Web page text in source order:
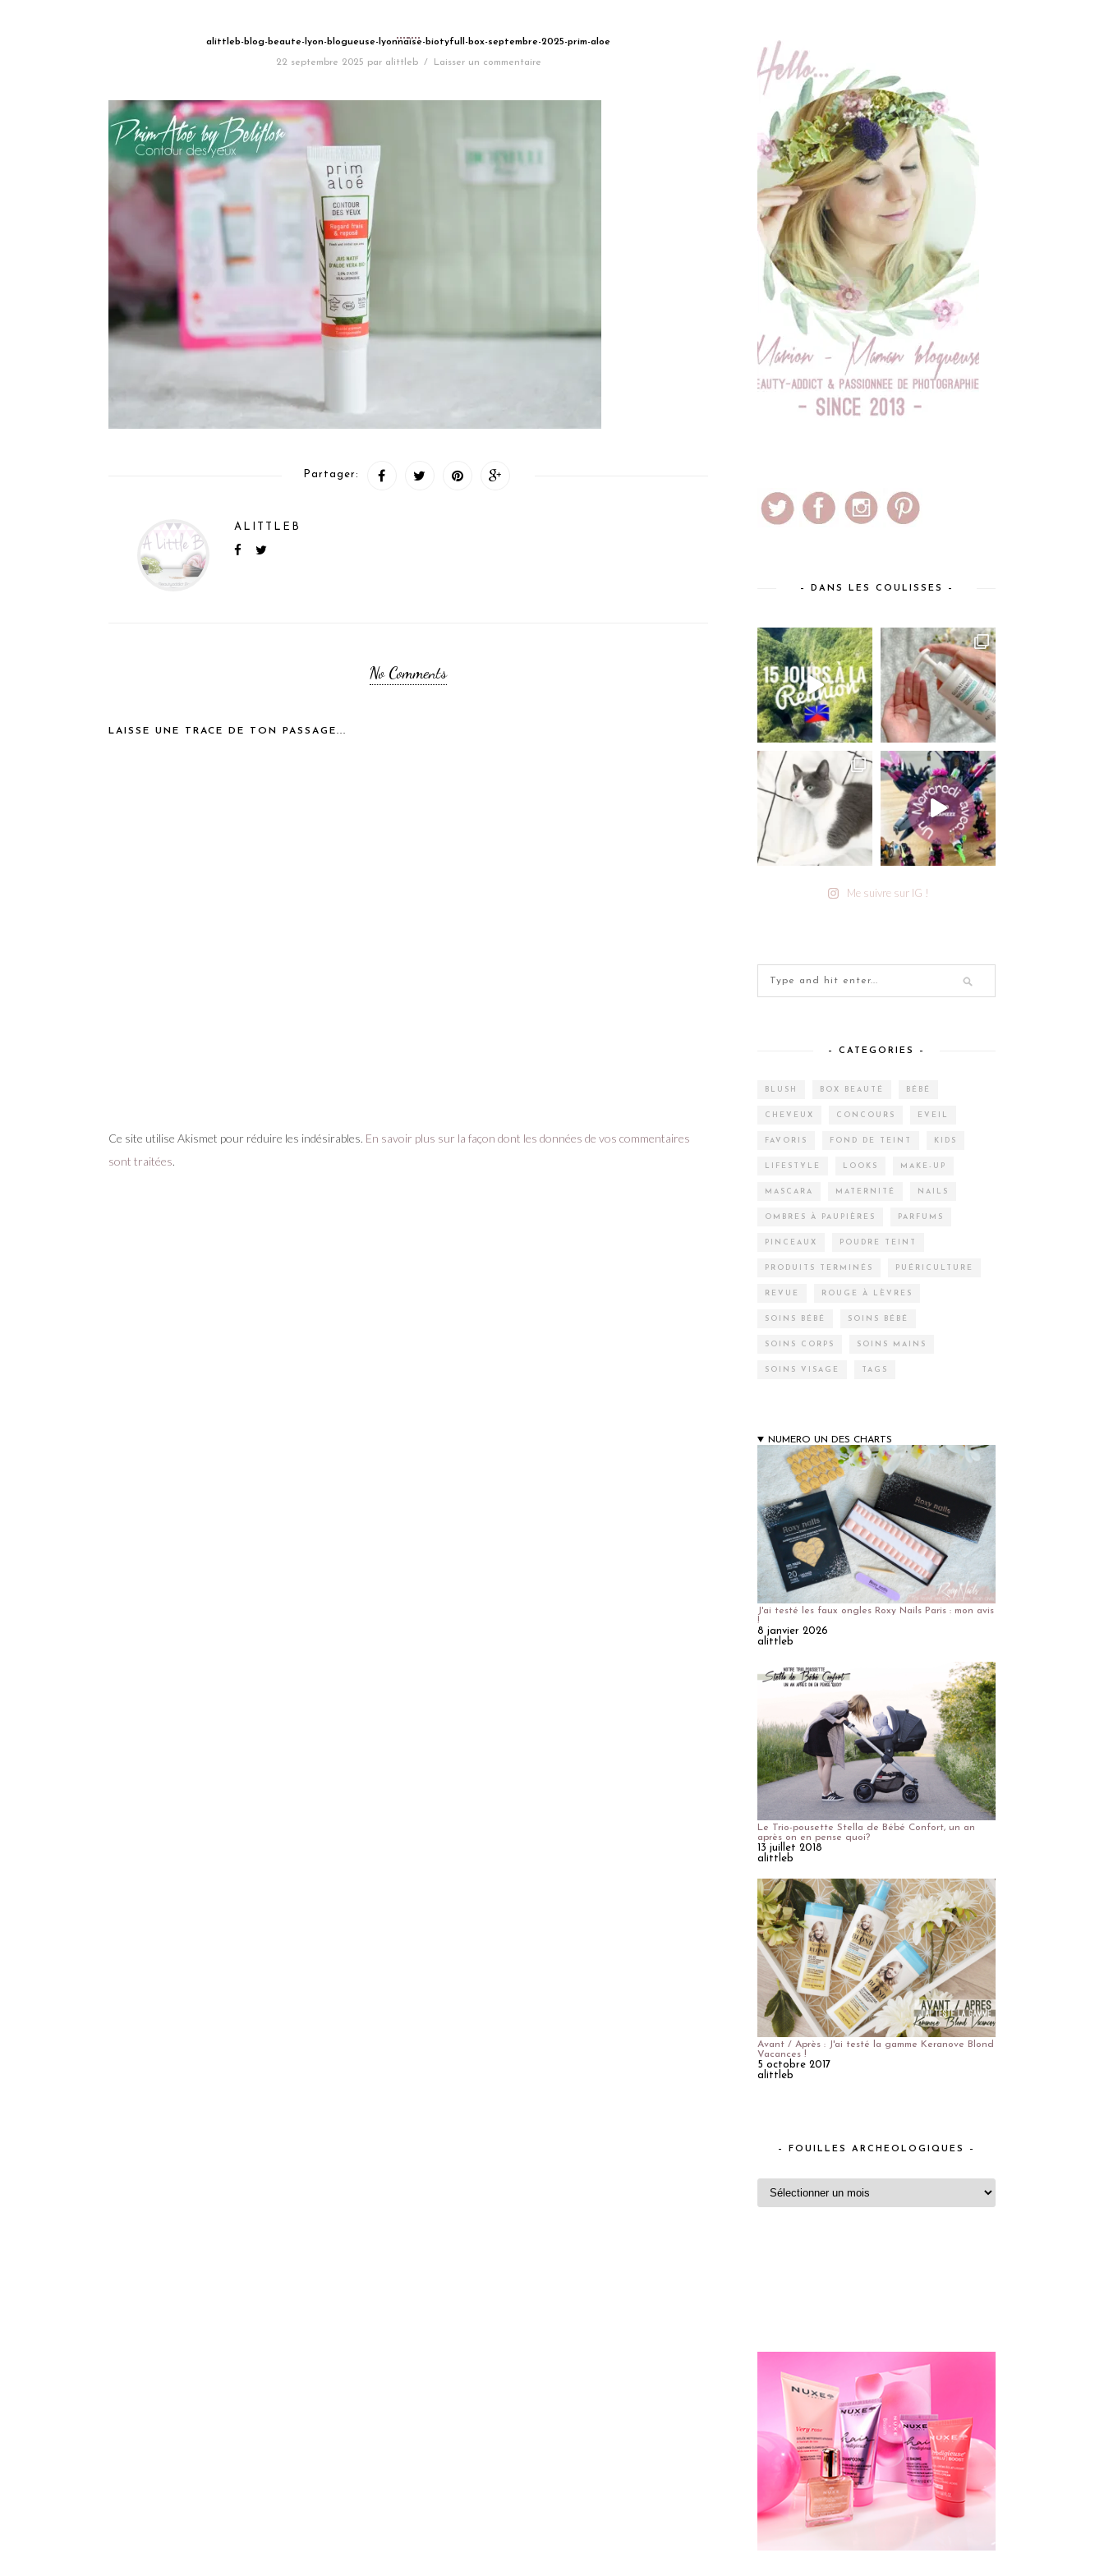
alittleb-blog-beaute-lyon-blogueuse-lyonnaise-biotyfull-box-septembre-2025-prim-aloe
22 septembre 2025 par alittleb / Laisser un commentaire
Partager:
ALITTLEB
No Comments
LAISSE UNE TRACE DE TON PASSAGE...
Ce site utilise Akismet pour réduire les indésirables. En savoir plus sur la façon dont les données de vos commentaires
sont traitées.
– DANS LES COULISSES –
Me suivre sur IG !
– CATEGORIES –
BLUSH BOX BEAUTÉ BÉBÉ
CHEVEUX CONCOURS EVEIL
FAVORIS FOND DE TEINT KIDS
LIFESTYLE LOOKS MAKE-UP
MASCARA MATERNITÉ NAILS
OMBRES À PAUPIÈRES PARFUMS
PINCEAUX POUDRE TEINT
PRODUITS TERMINÉS PUÉRICULTURE
REVUE ROUGE À LÈVRES
SOINS BÉBÉ SOINS BÉBÉ
SOINS CORPS SOINS MAINS
SOINS VISAGE TAGS
NUMERO UN DES CHARTS
J'ai testé les faux ongles Roxy Nails Paris : mon avis
!
8 janvier 2026
alittleb
Le Trio-pousette Stella de Bébé Confort, un an
après on en pense quoi?
13 juillet 2018
alittleb
Avant / Après : J'ai testé la gamme Keranove Blond
Vacances !
5 octobre 2017
alittleb
– FOUILLES ARCHEOLOGIQUES –